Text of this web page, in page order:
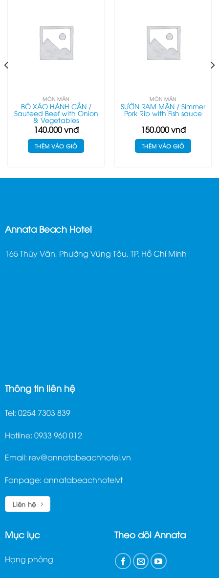
MÓN MẶN
BÒ XÀO HÀNH CẦN /
Sauteed Beef with Onion
& Vegetables
140.000vnđ
THÊM VÀO GIỎ
MÓN MẶN
SƯỜN RAM MẶN / Simmer
Pork Rib with Fish sauce
150.000vnđ
THÊM VÀO GIỎ
Annata Beach Hotel
165 Thùy Vân, Phường Vũng Tàu, TP. Hồ Chí Minh
Thông tin liên hệ
Tel: 0254 7303 839
Hotline: 0933 960 012
Email: rev@annatabeachhotel.vn
Fanpage: annatabeachhotelvt
Liên hệ
Mục lục
Hạng phòng
Theo dõi Annata